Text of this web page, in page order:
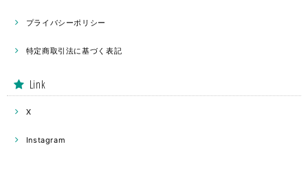
プライバシーポリシー
特定商取引法に基づく表記
Link
X
Instagram